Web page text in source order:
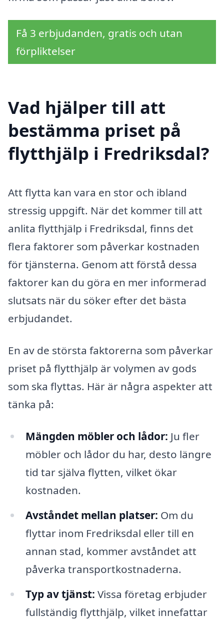
Få 3 erbjudanden, gratis och utan
förpliktelser
Vad hjälper till att
bestämma priset på
flytthjälp i Fredriksdal?
Att flytta kan vara en stor och ibland
stressig uppgift. När det kommer till att
anlita flytthjälp i Fredriksdal, finns det
flera faktorer som påverkar kostnaden
för tjänsterna. Genom att förstå dessa
faktorer kan du göra en mer informerad
slutsats när du söker efter det bästa
erbjudandet.
En av de största faktorerna som påverkar
priset på flytthjälp är volymen av gods
som ska flyttas. Här är några aspekter att
tänka på:
Mängden möbler och lådor: Ju fler
möbler och lådor du har, desto längre
tid tar själva flytten, vilket ökar
kostnaden.
Avståndet mellan platser: Om du
flyttar inom Fredriksdal eller till en
annan stad, kommer avståndet att
påverka transportkostnaderna.
Typ av tjänst: Vissa företag erbjuder
fullständig flytthjälp, vilket innefattar